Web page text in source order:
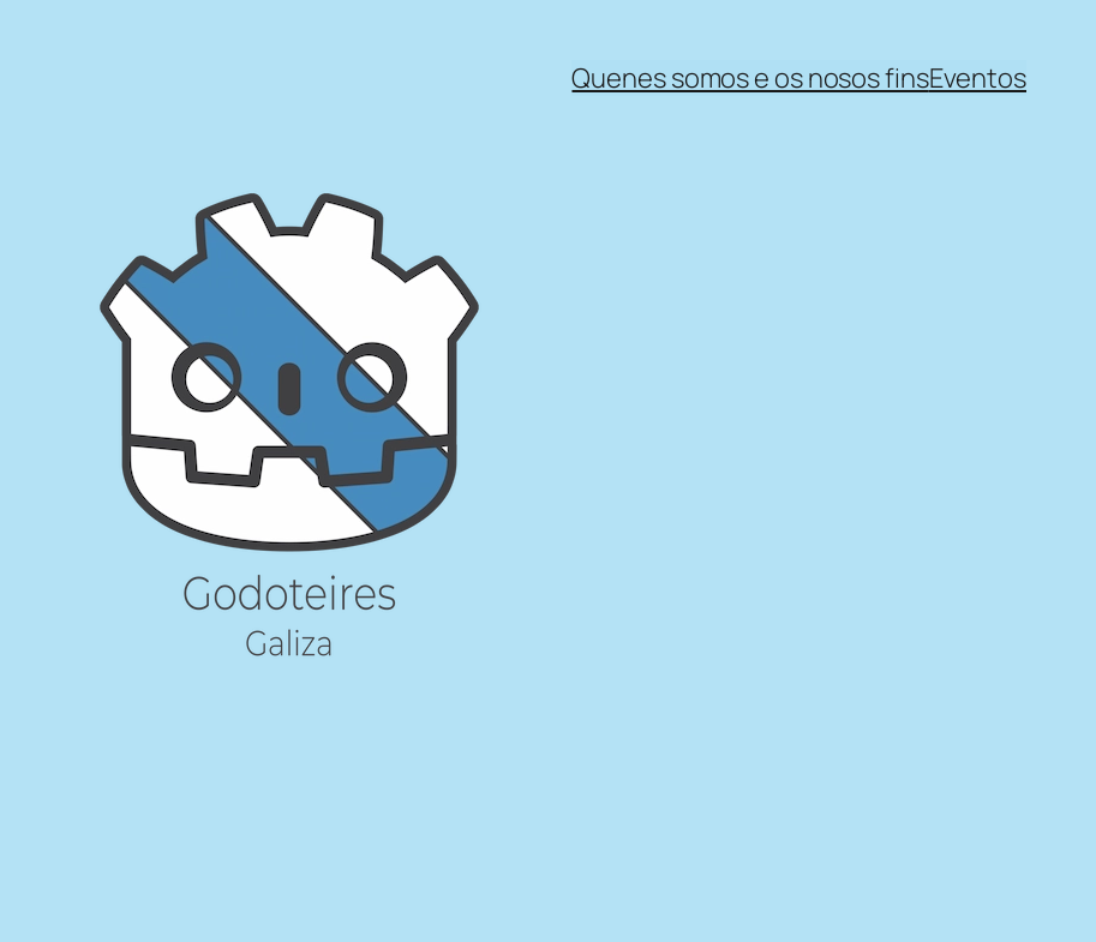
Quenes somos e os nosos finsEventos